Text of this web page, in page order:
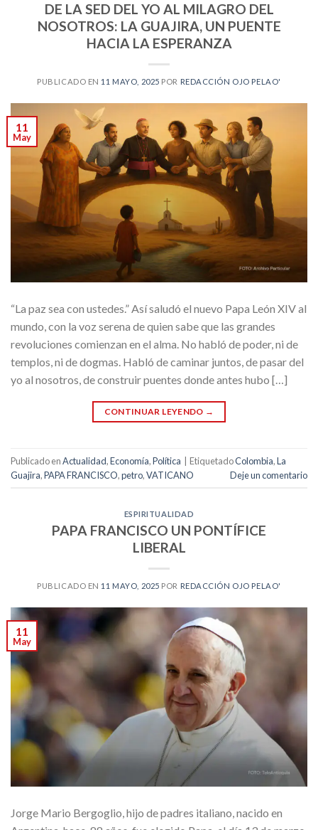
DE LA SED DEL YO AL MILAGRO DEL
NOSOTROS: LA GUAJIRA, UN PUENTE
HACIA LA ESPERANZA
PUBLICADO EN 11 MAYO, 2025 POR REDACCIÓN OJO PELAO'
11
May
“La paz sea con ustedes.” Así saludó el nuevo Papa León XIV al
mundo, con la voz serena de quien sabe que las grandes
revoluciones comienzan en el alma. No habló de poder, ni de
templos, ni de dogmas. Habló de caminar juntos, de pasar del
yo al nosotros, de construir puentes donde antes hubo […]
CONTINUAR LEYENDO →
Publicado enActualidad,Economía,Política EtiquetadoColombia,La
Guajira,PAPA FRANCISCO,petro,VATICANO Deje un comentario
ESPIRITUALIDAD
PAPA FRANCISCO UN PONTÍFICE
LIBERAL
PUBLICADO EN 11 MAYO, 2025 POR REDACCIÓN OJO PELAO'
11
May
Jorge Mario Bergoglio, hijo de padres italiano, nacido en